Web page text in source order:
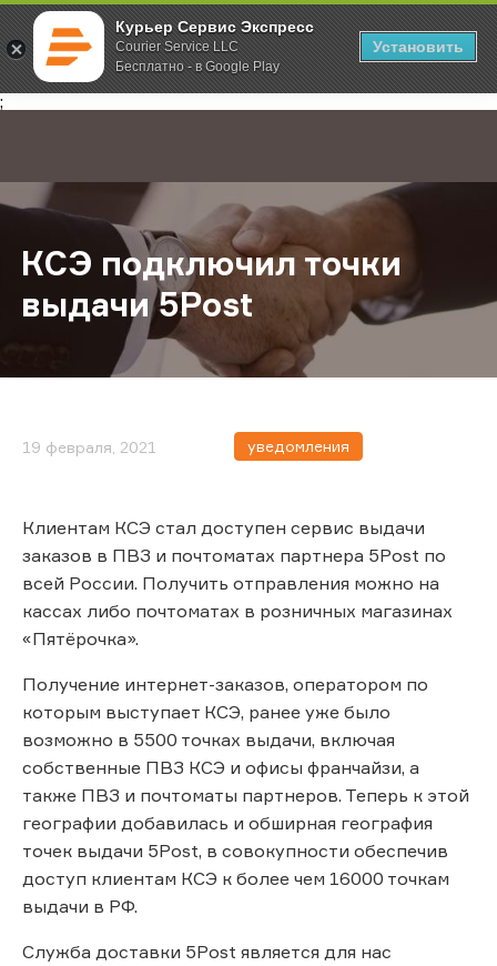
Курьер Сервис Экспресс
Courier Service LLC
Бесплатно - в Google Play
Установить
;
Главная О компании Новости КСЭ подключил точки выдачи
КСЭ подключил точки
выдачи 5Post
19 февраля, 2021 уведомления
Клиентам КСЭ стал доступен сервис выдачи
заказов в ПВЗ и почтоматах партнера 5Post по
всей России. Получить отправления можно на
кассах либо почтоматах в розничных магазинах
«Пятёрочка».
Получение интернет-заказов, оператором по
которым выступает КСЭ, ранее уже было
возможно в 5500 точках выдачи, включая
собственные ПВЗ КСЭ и офисы франчайзи, а
также ПВЗ и почтоматы партнеров. Теперь к этой
географии добавилась и обширная география
точек выдачи 5Post, в совокупности обеспечив
доступ клиентам КСЭ к более чем 16000 точкам
выдачи в РФ.
Служба доставки 5Post является для нас